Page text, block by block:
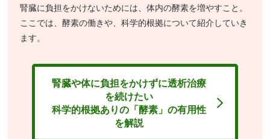
腎臓に負担をかけないためには、体内の酵素を増やすこと。
ここでは、酵素の働きや、科学的根拠について紹介していき
ます。
腎臓や体に負担をかけずに透析治療
を続けたい
科学的根拠ありの「酵素」の有用性
を解説